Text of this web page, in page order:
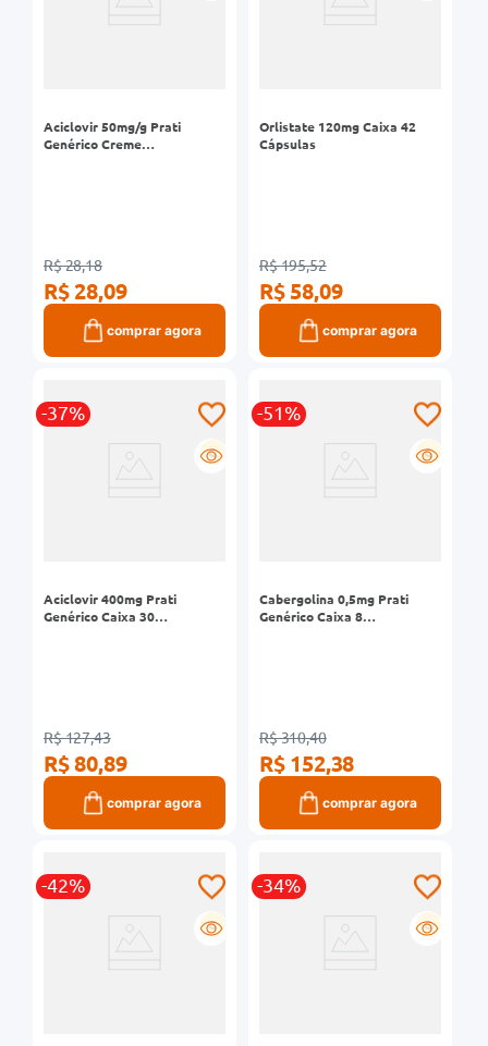
Aciclovir 50mg/g Prati
Genérico Creme
R$ 28,18
R$ 28,09
comprar agora
Orlistate 120mg Caixa 42
Cápsulas
R$ 195,52
R$ 58,09
comprar agora
-37%
G
Aciclovir 400mg Prati
Genérico Caixa 30
R$ 127,43
R$ 80,89
comprar agora
-51%
G
Cabergolina 0,5mg Prati
Genérico Caixa 8
R$ 310,40
R$ 152,38
comprar agora
-42%
G
-34%
G